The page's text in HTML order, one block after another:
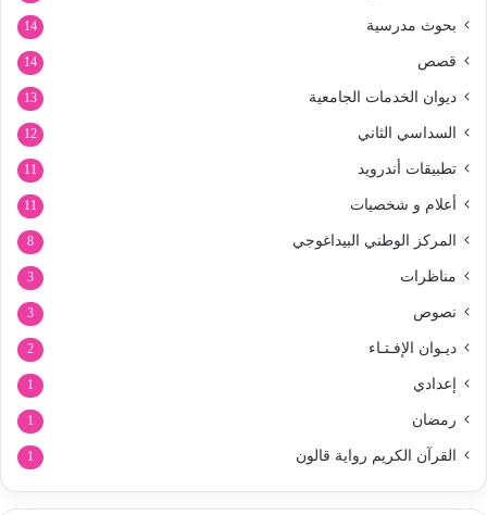
بحوث مدرسية 14
قصص 14
ديوان الخدمات الجامعية 13
السداسي الثاني 12
تطبيقات أندرويد 11
أعلام و شخصيات 11
المركز الوطني البيداغوجي 8
مناظرات 3
نصوص 3
ديـوان الإفـتـاء 2
إعدادي 1
رمضان 1
القرآن الكريم رواية قالون 1